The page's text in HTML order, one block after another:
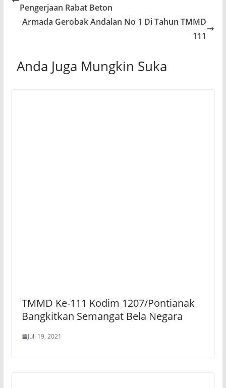
Pengerjaan Rabat Beton
Armada Gerobak Andalan No 1 Di Tahun TMMD
111
Anda Juga Mungkin Suka
TMMD Ke-111 Kodim 1207/Pontianak
Bangkitkan Semangat Bela Negara
Juli 19, 2021